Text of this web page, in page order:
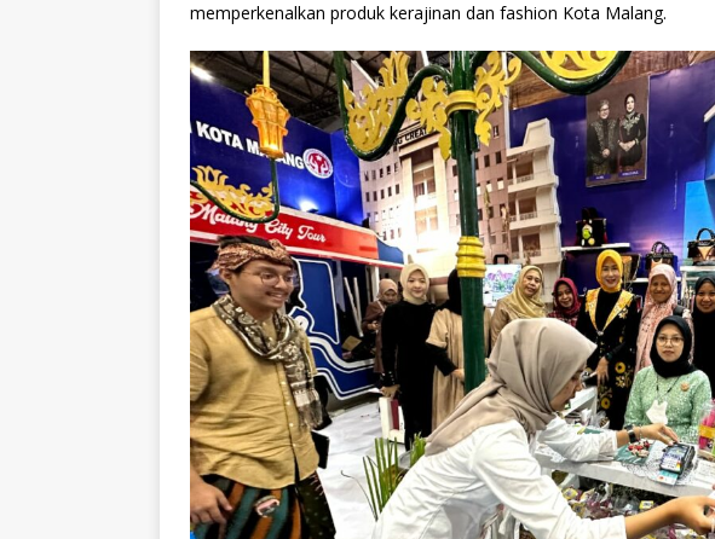
memperkenalkan produk kerajinan dan fashion Kota Malang.